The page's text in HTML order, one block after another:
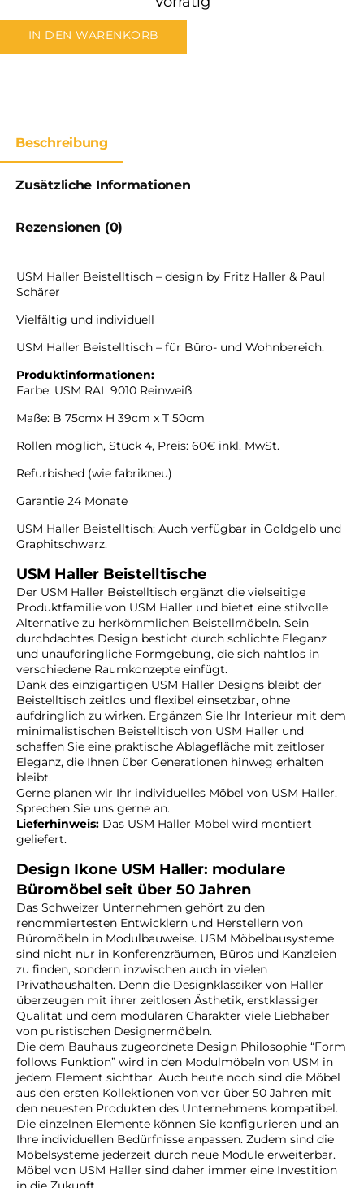
IN DEN WARENKORB
Beschreibung
Zusätzliche Informationen
Rezensionen (0)
USM Haller Beistelltisch – design by Fritz Haller & Paul
Schärer
Vielfältig und individuell
USM Haller Beistelltisch – für Büro- und Wohnbereich.
Produktinformationen:
Farbe: USM RAL 9010 Reinweiß
Maße: B 75cmx H 39cm x T 50cm
Rollen möglich, Stück 4, Preis: 60€ inkl. MwSt.
Refurbished (wie fabrikneu)
Garantie 24 Monate
USM Haller Beistelltisch: Auch verfügbar in Goldgelb und
Graphitschwarz.
USM Haller Beistelltische
Der USM Haller Beistelltisch ergänzt die vielseitige
Produktfamilie von USM Haller und bietet eine stilvolle
Alternative zu herkömmlichen Beistellmöbeln. Sein
durchdachtes Design besticht durch schlichte Eleganz
und unaufdringliche Formgebung, die sich nahtlos in
verschiedene Raumkonzepte einfügt.
Dank des einzigartigen USM Haller Designs bleibt der
Beistelltisch zeitlos und flexibel einsetzbar, ohne
aufdringlich zu wirken. Ergänzen Sie Ihr Interieur mit dem
minimalistischen Beistelltisch von USM Haller und
schaffen Sie eine praktische Ablagefläche mit zeitloser
Eleganz, die Ihnen über Generationen hinweg erhalten
bleibt.
Gerne planen wir Ihr individuelles Möbel von USM Haller.
Sprechen Sie uns gerne an.
Lieferhinweis: Das USM Haller Möbel wird montiert
geliefert.
Design Ikone USM Haller: modulare
Büromöbel seit über 50 Jahren
Das Schweizer Unternehmen gehört zu den
renommiertesten Entwicklern und Herstellern von
Büromöbeln in Modulbauweise. USM Möbelbausysteme
sind nicht nur in Konferenzräumen, Büros und Kanzleien
zu finden, sondern inzwischen auch in vielen
Privathaushalten. Denn die Designklassiker von Haller
überzeugen mit ihrer zeitlosen Ästhetik, erstklassiger
Qualität und dem modularen Charakter viele Liebhaber
von puristischen Designermöbeln.
Die dem Bauhaus zugeordnete Design Philosophie “Form
follows Funktion” wird in den Modulmöbeln von USM in
jedem Element sichtbar. Auch heute noch sind die Möbel
aus den ersten Kollektionen von vor über 50 Jahren mit
den neuesten Produkten des Unternehmens kompatibel.
Die einzelnen Elemente können Sie konfigurieren und an
Ihre individuellen Bedürfnisse anpassen. Zudem sind die
Möbelsysteme jederzeit durch neue Module erweiterbar.
Möbel von USM Haller sind daher immer eine Investition